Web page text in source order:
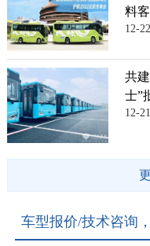
料
12-22
共
士”
12-21
车型报价/技术咨询